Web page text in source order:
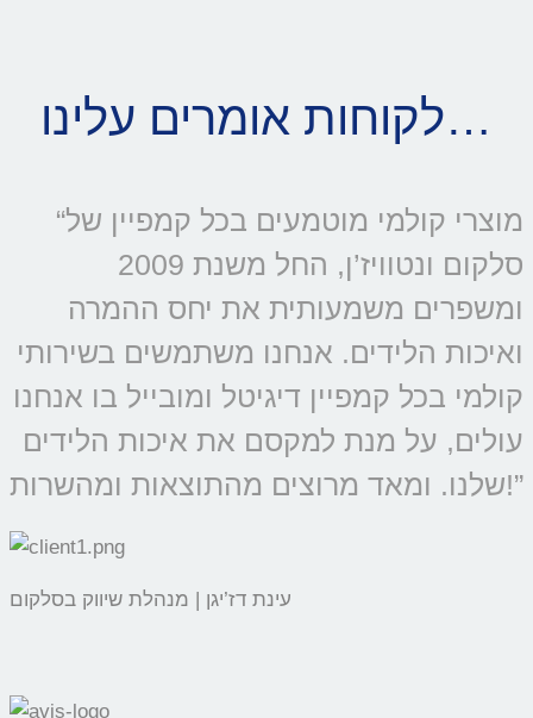
לקוחות אומרים עלינו…
“מוצרי קולמי מוטמעים בכל קמפיין של
סלקום ונטוויז’ן, החל משנת 2009
ומשפרים משמעותית את יחס ההמרה
ואיכות הלידים. אנחנו משתמשים בשירותי
קולמי בכל קמפיין דיגיטל ומובייל בו אנחנו
עולים, על מנת למקסם את איכות הלידים
שלנו. ומאד מרוצים מהתוצאות ומהשרות!”
עינת דז’יגן | מנהלת שיווק בסלקום